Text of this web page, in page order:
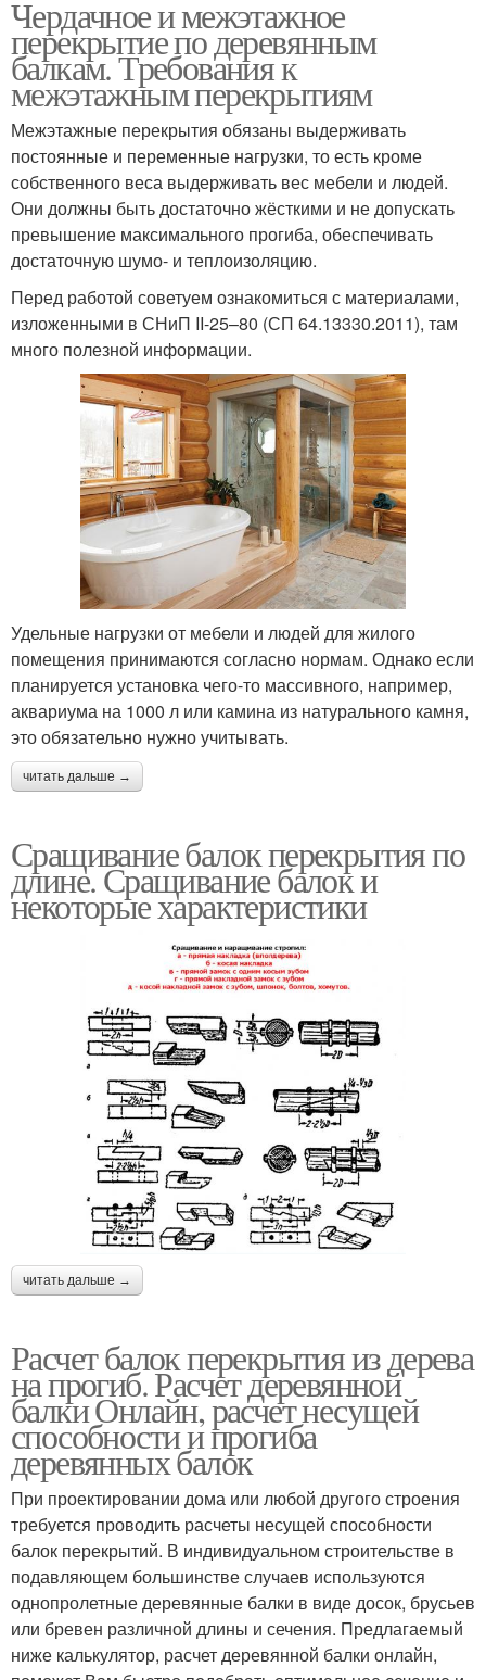
Чердачное и межэтажное
перекрытие по деревянным
балкам. Требования к
межэтажным перекрытиям
Межэтажные перекрытия обязаны выдерживать
постоянные и переменные нагрузки, то есть кроме
собственного веса выдерживать вес мебели и людей.
Они должны быть достаточно жёсткими и не допускать
превышение максимального прогиба, обеспечивать
достаточную шумо- и теплоизоляцию.
Перед работой советуем ознакомиться с материалами,
изложенными в СНиП II-25–80 (СП 64.13330.2011), там
много полезной информации.
Удельные нагрузки от мебели и людей для жилого
помещения принимаются согласно нормам. Однако если
планируется установка чего-то массивного, например,
аквариума на 1000 л или камина из натурального камня,
это обязательно нужно учитывать.
читать дальше →
Сращивание балок перекрытия по
длине. Сращивание балок и
некоторые характеристики
читать дальше →
Расчет балок перекрытия из дерева
на прогиб. Расчет деревянной
балки Онлайн, расчет несущей
способности и прогиба
деревянных балок
При проектировании дома или любой другого строения
требуется проводить расчеты несущей способности
балок перекрытий. В индивидуальном строительстве в
подавляющем большинстве случаев используются
однопролетные деревянные балки в виде досок, брусьев
или бревен различной длины и сечения. Предлагаемый
ниже калькулятор, расчет деревянной балки онлайн,